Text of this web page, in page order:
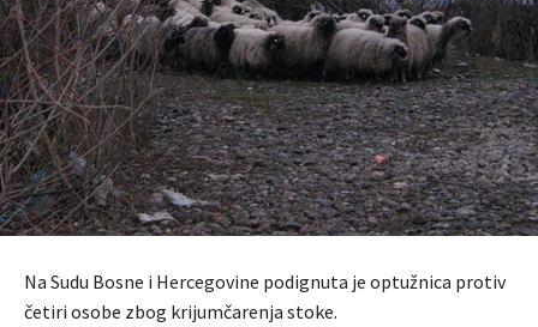
Na Sudu Bosne i Hercegovine podignuta je optužnica protiv
četiri osobe zbog krijumčarenja stoke.